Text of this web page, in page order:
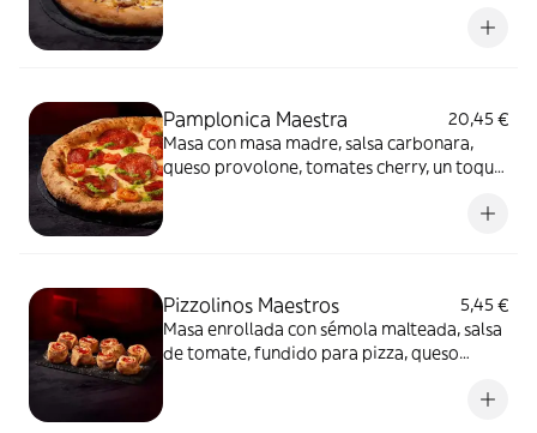
Pamplonica Maestra
20,45 €
Masa con masa madre, salsa carbonara,
queso provolone, tomates cherry, un toque
Pizzolinos Maestros
5,45 €
Masa enrollada con sémola malteada, salsa
de tomate, fundido para pizza, queso